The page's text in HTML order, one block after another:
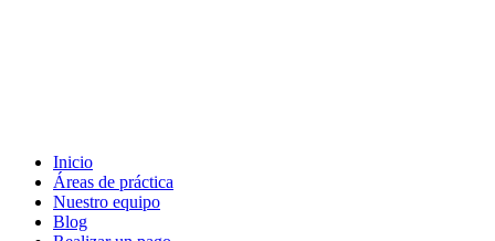
Inicio
Áreas de práctica
Nuestro equipo
Blog